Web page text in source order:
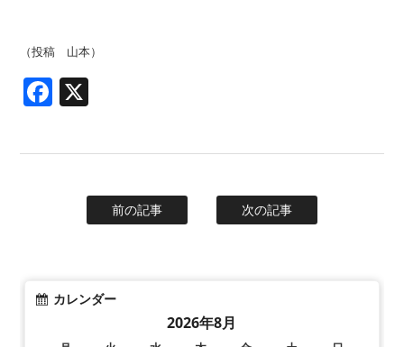
（投稿 山本）
Facebook
前の記事 次の記事
カレンダー
2026年8月